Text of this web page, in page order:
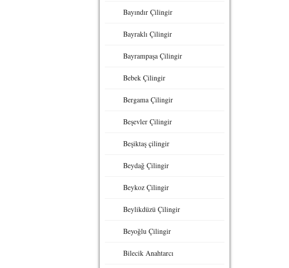
Bayındır Çilingir
Bayraklı Çilingir
Bayrampaşa Çilingir
Bebek Çilingir
Bergama Çilingir
Beşevler Çilingir
Beşiktaş çilingir
Beydağ Çilingir
Beykoz Çilingir
Beylikdüzü Çilingir
Beyoğlu Çilingir
Bilecik Anahtarcı